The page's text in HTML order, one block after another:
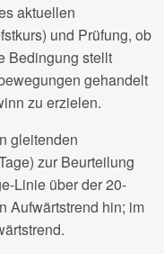
aktuellen
und Prüfung, ob
Bedingung stellt
gehandelt
zu erzielen.
gleitenden
zur Beurteilung
Linie über der 20-
Aufwärtstrend hin; im